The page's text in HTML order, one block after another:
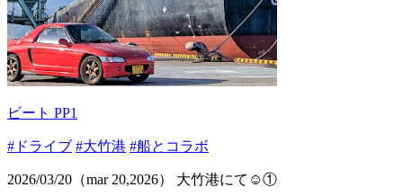
ビート PP1
#ドライブ #大竹港 #船とコラボ
2026/03/20（mar 20,2026） 大竹港にて☺️①